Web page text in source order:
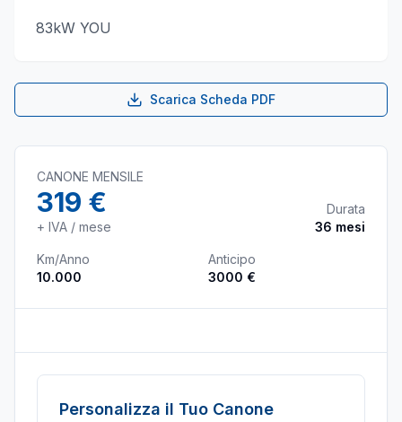
83kW YOU
Scarica Scheda PDF
CANONE MENSILE
319 €
+ IVA / mese
Durata
36 mesi
Km/Anno
10.000
Anticipo
3000 €
Personalizza il Tuo Canone